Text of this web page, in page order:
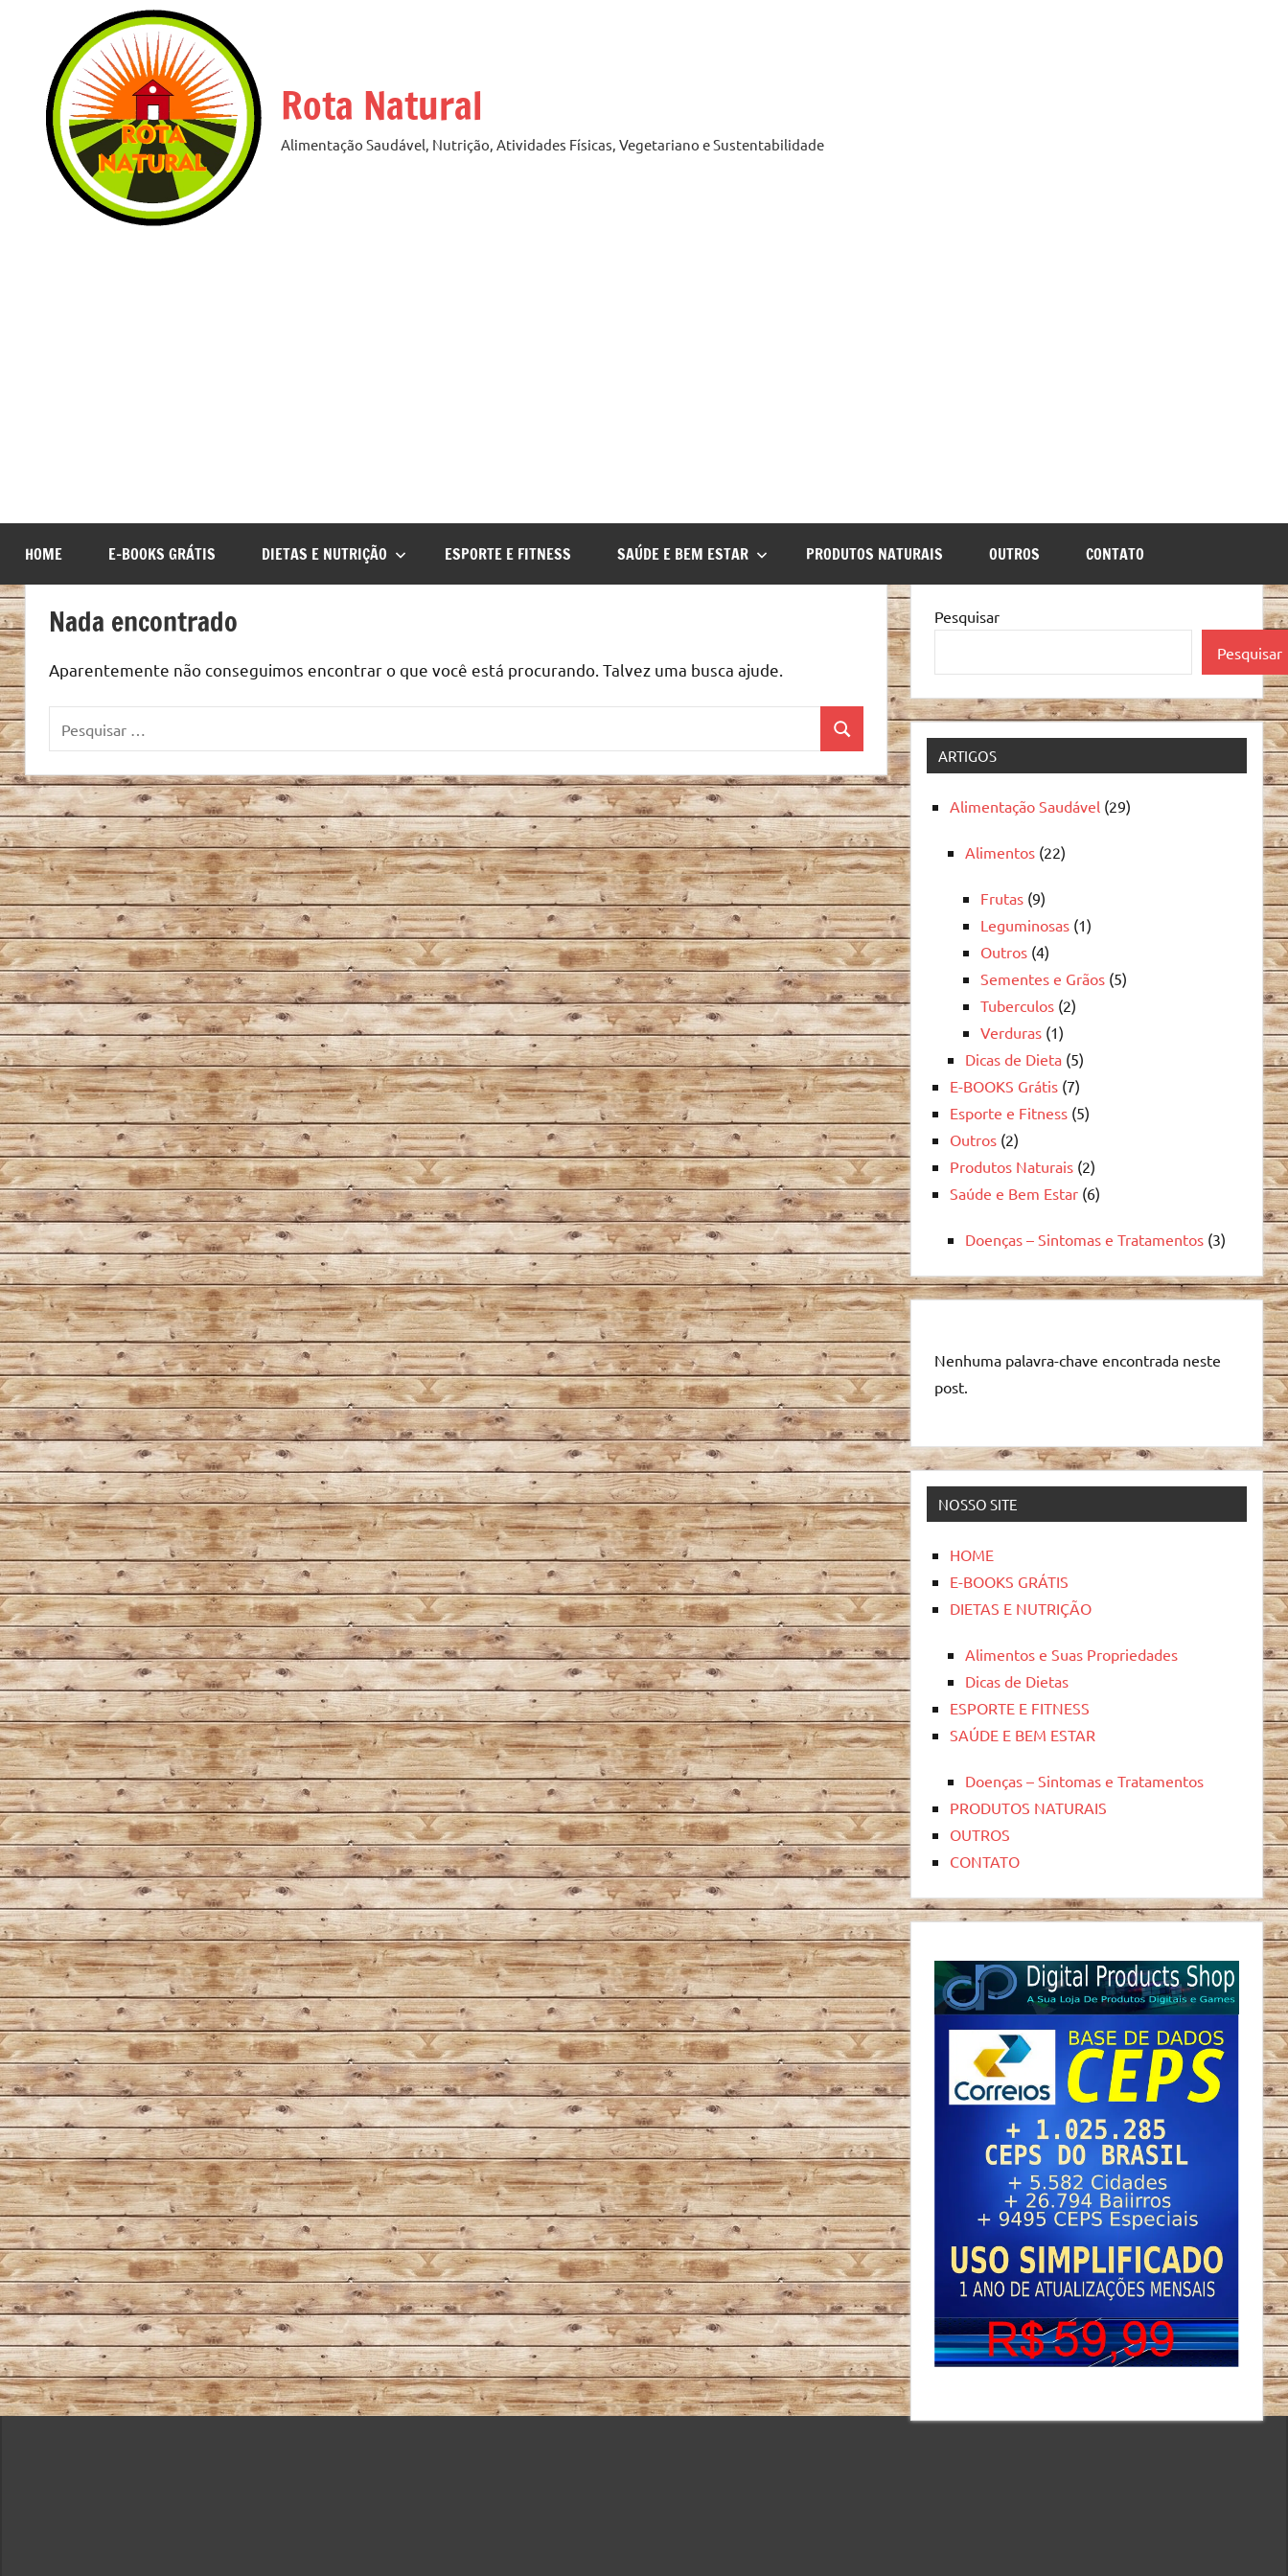
conteúdo
Rota Natural
Alimentação Saudável, Nutrição, Atividades Físicas, Vegetariano e Sustentabilidade
HOME E-BOOKS GRÁTIS DIETAS E NUTRIÇÃO ESPORTE E FITNESS SAÚDE E BEM ESTAR PRODUTOS NATURAIS OUTROS CONTATO
Nada encontrado
Aparentemente não conseguimos encontrar o que você está procurando. Talvez uma busca ajude.
Pesquisar
por:
Pesquisa
Pesquisar
Pesquisar
ARTIGOS
Alimentação Saudável (29)
Alimentos (22)
Frutas (9)
Leguminosas (1)
Outros (4)
Sementes e Grãos (5)
Tuberculos (2)
Verduras (1)
Dicas de Dieta (5)
E-BOOKS Grátis (7)
Esporte e Fitness (5)
Outros (2)
Produtos Naturais (2)
Saúde e Bem Estar (6)
Doenças – Sintomas e Tratamentos (3)
Nenhuma palavra-chave encontrada neste
post.
NOSSO SITE
HOME
E-BOOKS GRÁTIS
DIETAS E NUTRIÇÃO
Alimentos e Suas Propriedades
Dicas de Dietas
ESPORTE E FITNESS
SAÚDE E BEM ESTAR
Doenças – Sintomas e Tratamentos
PRODUTOS NATURAIS
OUTROS
CONTATO